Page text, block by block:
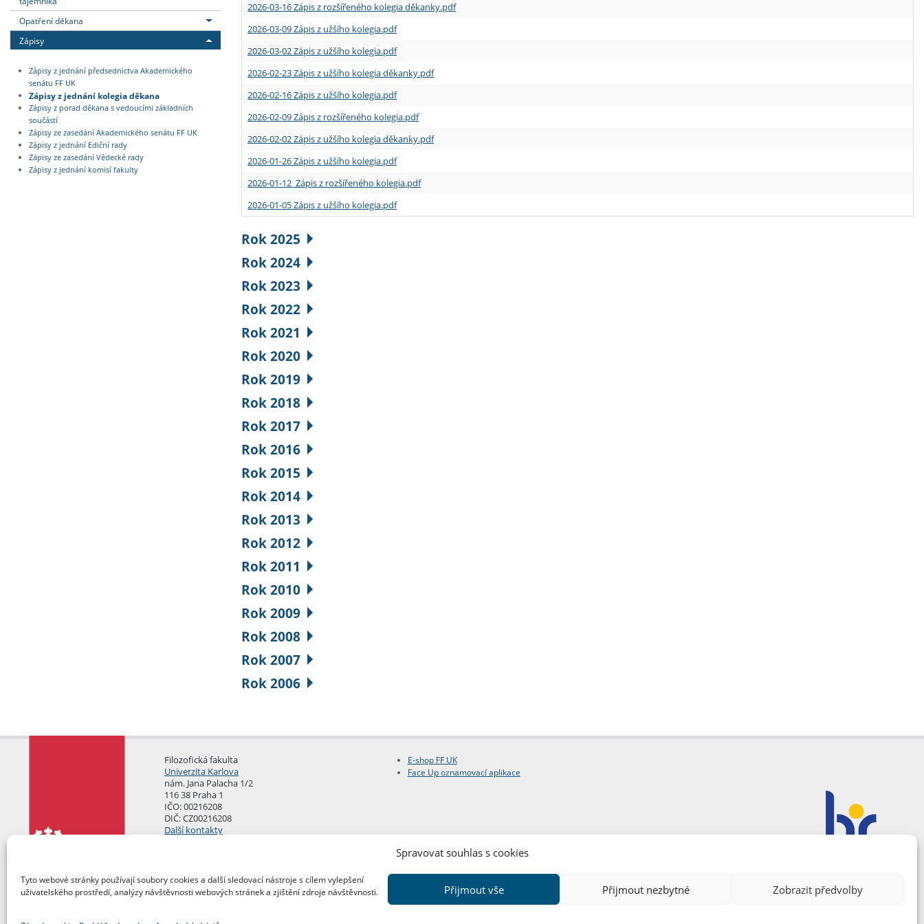
Spravovat souhlas s cookies
Tyto webové stránky používají soubory cookies a další sledovací nástroje s cílem vylepšení
uživatelského prostředí, analýzy návštěvnosti webových stránek a zjištění zdroje návštěvnosti.
Přijmout vše Přijmout nezbytné Zobrazit předvolby
Opatření děkana
Zápisy
Zápisy z jednání předsednictva Akademického
senátu FF UK
Zápisy z jednání kolegia děkana
Zápisy z porad děkana s vedoucími základních
součástí
Zápisy ze zasedání Akademického senátu FF UK
Zápisy z jednání Ediční rady
Zápisy ze zasedání Vědecké rady
Zápisy z jednání komisí fakulty
2026-03-16 Zápis z rozšířeného kolegia děkanky.pdf
2026-03-09 Zápis z užšího kolegia.pdf
2026-03-02 Zápis z užšího kolegia.pdf
2026-02-23 Zápis z užšího kolegia děkanky.pdf
2026-02-16 Zápis z užšího kolegia.pdf
2026-02-09 Zápis z rozšířeného kolegia.pdf
2026-02-02 Zápis z užšího kolegia děkanky.pdf
2026-01-26 Zápis z užšího kolegia.pdf
2026-01-12 Zápis z rozšířeného kolegia.pdf
2026-01-05 Zápis z užšího kolegia.pdf
Rok 2025
Rok 2024
Rok 2023
Rok 2022
Rok 2021
Rok 2020
Rok 2019
Rok 2018
Rok 2017
Rok 2016
Rok 2015
Rok 2014
Rok 2013
Rok 2012
Rok 2011
Rok 2010
Rok 2009
Rok 2008
Rok 2007
Rok 2006
Filozofická fakulta
Univerzita Karlova
nám. Jana Palacha 1/2
116 38 Praha 1
IČO: 00216208
DIČ: CZ00216208
Další kontakty
E-shop FF UK
Face Up oznamovací aplikace